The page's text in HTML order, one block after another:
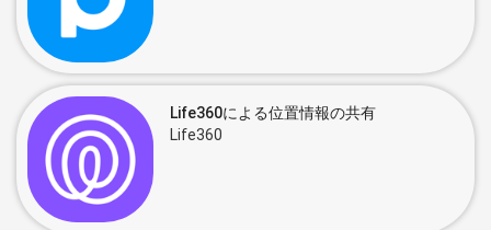
Life360による位置情報の共有
Life360